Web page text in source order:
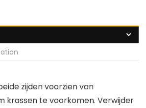
zijden voorzien van
krassen te voorkomen. Verwijder